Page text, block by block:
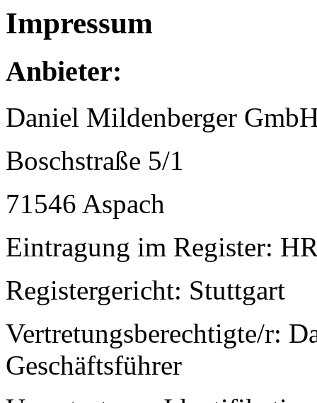
Impressum
Anbieter:
Daniel Mildenberger
Boschstraße 5/1
71546 Aspach
Eintragung im Register:
Registergericht: Stuttgart
Vertretungsberechtigte/r:
Geschäftsführer